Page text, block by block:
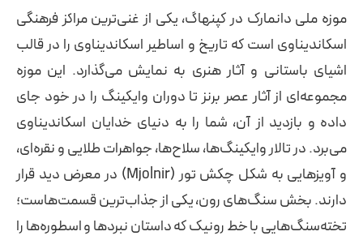
موزه ملی دانمارک در کپنهاگ، یکی از غنی‌ترین مراکز فرهنگی
اسکاندیناوی است که تاریخ و اساطیر اسکاندیناوی را در قالب
اشیای باستانی و آثار هنری به نمایش می‌گذارد. این موزه
مجموعه‌ای از آثار عصر برنز تا دوران وایکینگ را در خود جای
داده و بازدید از آن، شما را به دنیای خدایان اسکاندیناوی
می‌برد. در تالار وایکینگ‌ها، سلاح‌ها، جواهرات طلایی و نقره‌ای،
و آویزهایی به شکل چکش تور (Mjolnir) در معرض دید قرار
دارند. بخش سنگ‌های رون، یکی از جذاب‌ترین قسمت‌هاست؛
تخته‌سنگ‌هایی با خط رونیک که داستان نبردها و اسطوره‌ها را